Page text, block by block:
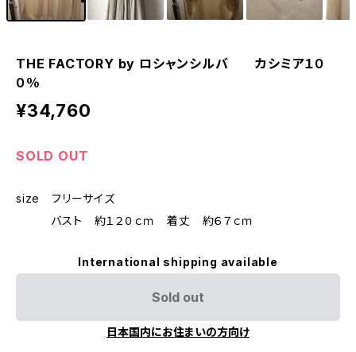
THE FACTORY by ロシャンシルバ カシミア１０
０％
¥34,760
SOLD OUT
size フリーサイズ
バスト 約１２０ｃｍ 着丈 約６７ｃｍ
International shipping available
Sold out
日本国内にお住まいの方向け